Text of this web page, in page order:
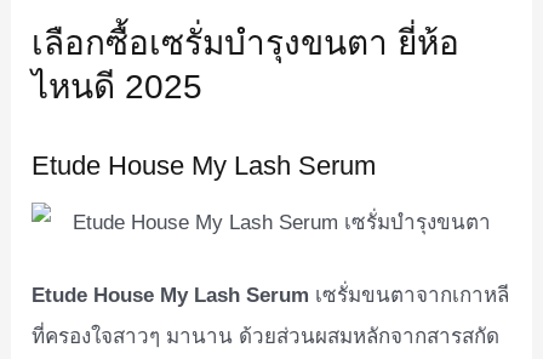
เลือกซื้อเซรั่มบำรุงขนตา ยี่ห้อ
ไหนดี 2025
Etude House My Lash Serum
Etude House My Lash Serum เซรั่มขนตาจากเกาหลี
ที่ครองใจสาวๆ มานาน ด้วยส่วนผสมหลักจากสารสกัด